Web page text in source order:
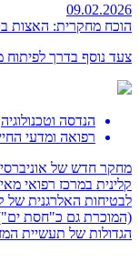
09.02.2026
הוכח מחקרית: האצות
צעד נוסף בדרך לפיתוח
הנדסה וטכנולוגיה
רפואה ומדעי
מחקר חדש של
קלינית במרכז רפואי
(המוכרת גם כ"חסת
הגדולות של תעשיית